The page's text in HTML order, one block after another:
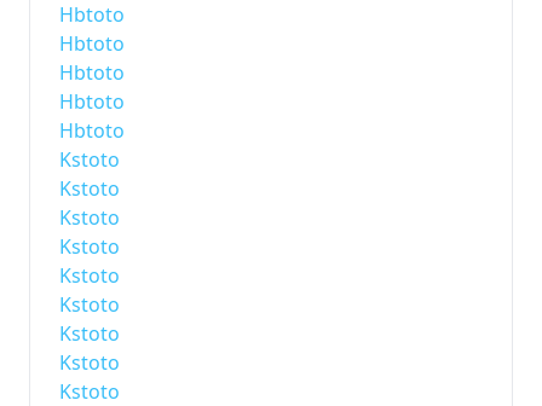
Hbtoto
Hbtoto
Hbtoto
Hbtoto
Hbtoto
Kstoto
Kstoto
Kstoto
Kstoto
Kstoto
Kstoto
Kstoto
Kstoto
Kstoto